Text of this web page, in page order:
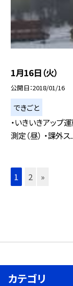
1月16日（火）
公開日 2018/01/16
できごと
・いきいきアップ
測定（昼） ・課外ス
1 2 »
カテゴリ